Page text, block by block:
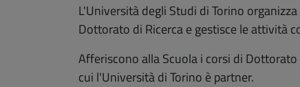
L'Università degli Studi di Torino
Dottorato di Ricerca e gestisce le attività
Afferiscono alla Scuola i corsi di
cui l'Università di Torino è partner.